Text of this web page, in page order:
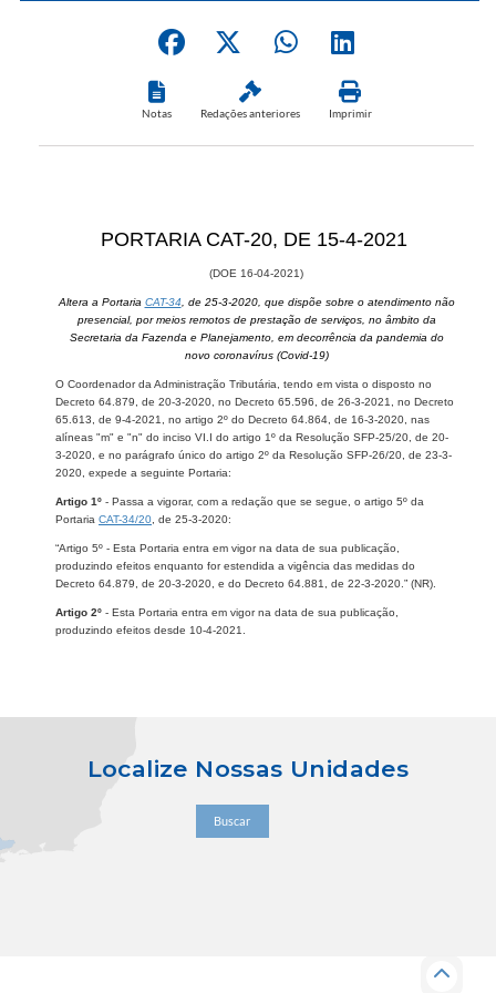
Notas Redações anteriores Imprimir
​PORTARIA CAT-20, DE 15-4-2021
(DOE 16-04-2021)
Altera a Portaria CAT-34 , de 25-3-2020, que dispõe sobre o atendimento não
presencial, por meios remotos de prestação de serviços, no âmbito da
Secretaria da Fazenda e Planejamento, em decorrência da pandemia do
novo coronavírus (Covid-19)
O Coordenador da Administração Tributária, tendo em vista o disposto no
Decreto 64.879, de 20-3-2020, no Decreto 65.596, de 26-3-2021, no Decreto
65.613, de 9-4-2021, no artigo 2º do Decreto 64.864, de 16-3-2020, nas
alíneas "m" e "n" do inciso VI.I do artigo 1º da Resolução SFP-25/20, de 20-
3-2020, e no parágrafo único do artigo 2º da Resolução SFP-26/20, de 23-3-
2020, expede a seguinte Portaria:
Artigo 1º - Passa a vigorar, com a redação que se segue, o artigo 5º da
Portaria CAT-34/20 , de 25-3-2020:
“Artigo 5º - Esta Portaria entra em vigor na data de sua publicação,
produzindo efeitos enquanto for estendida a vigência das medidas do
Decreto 64.879, de 20-3-2020, e do Decreto 64.881, de 22-3-2020.” (NR).
Artigo 2º - Esta Portaria entra em vigor na data de sua publicação,
produzindo efeitos desde 10-4-2021.
Localize Nossas Unidades
Buscar